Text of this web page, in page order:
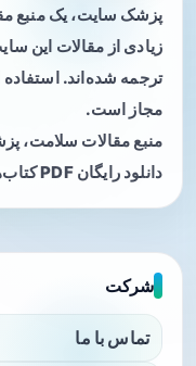
پزشک سایت، یک منبع
زیادی از مقالات این
ترجمه شده‌اند.
مجاز است.
منبع مقالات سلامت،
دانلود رایگان PDF کتاب‌های پزشکی.
شرکت
تماس با ما